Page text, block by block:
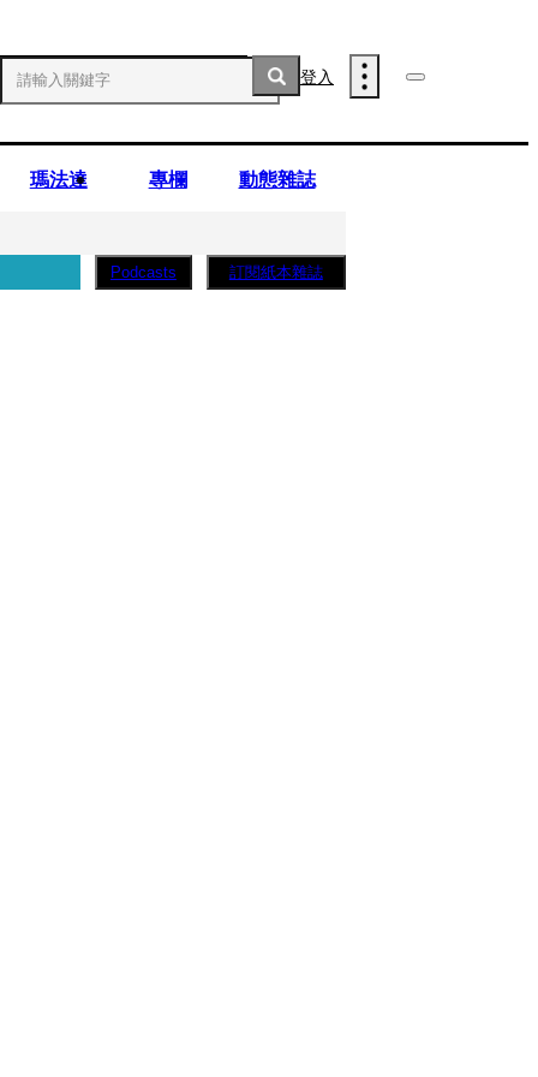
登入
瑪法達 專欄 動態雜誌
Podcasts 訂閱紙本雜誌